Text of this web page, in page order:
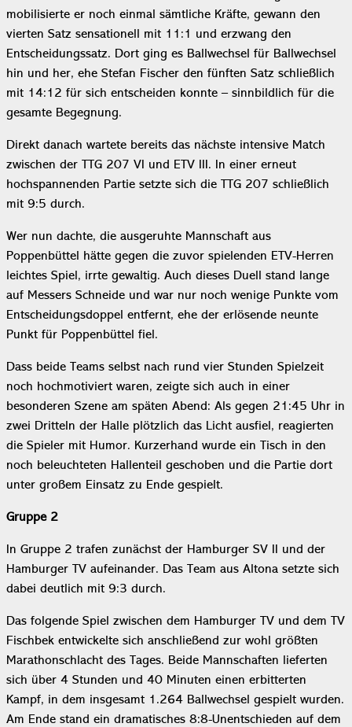
mobilisierte er noch einmal sämtliche Kräfte, gewann den
vierten Satz sensationell mit 11:1 und erzwang den
Entscheidungssatz. Dort ging es Ballwechsel für Ballwechsel
hin und her, ehe Stefan Fischer den fünften Satz schließlich
mit 14:12 für sich entscheiden konnte – sinnbildlich für die
gesamte Begegnung.
Direkt danach wartete bereits das nächste intensive Match
zwischen der TTG 207 VI und ETV III. In einer erneut
hochspannenden Partie setzte sich die TTG 207 schließlich
mit 9:5 durch.
Wer nun dachte, die ausgeruhte Mannschaft aus
Poppenbüttel hätte gegen die zuvor spielenden ETV-Herren
leichtes Spiel, irrte gewaltig. Auch dieses Duell stand lange
auf Messers Schneide und war nur noch wenige Punkte vom
Entscheidungsdoppel entfernt, ehe der erlösende neunte
Punkt für Poppenbüttel fiel.
Dass beide Teams selbst nach rund vier Stunden Spielzeit
noch hochmotiviert waren, zeigte sich auch in einer
besonderen Szene am späten Abend: Als gegen 21:45 Uhr in
zwei Dritteln der Halle plötzlich das Licht ausfiel, reagierten
die Spieler mit Humor. Kurzerhand wurde ein Tisch in den
noch beleuchteten Hallenteil geschoben und die Partie dort
unter großem Einsatz zu Ende gespielt.
Gruppe 2
In Gruppe 2 trafen zunächst der Hamburger SV II und der
Hamburger TV aufeinander. Das Team aus Altona setzte sich
dabei deutlich mit 9:3 durch.
Das folgende Spiel zwischen dem Hamburger TV und dem TV
Fischbek entwickelte sich anschließend zur wohl größten
Marathonschlacht des Tages. Beide Mannschaften lieferten
sich über 4 Stunden und 40 Minuten einen erbitterten
Kampf, in dem insgesamt 1.264 Ballwechsel gespielt wurden.
Am Ende stand ein dramatisches 8:8-Unentschieden auf dem